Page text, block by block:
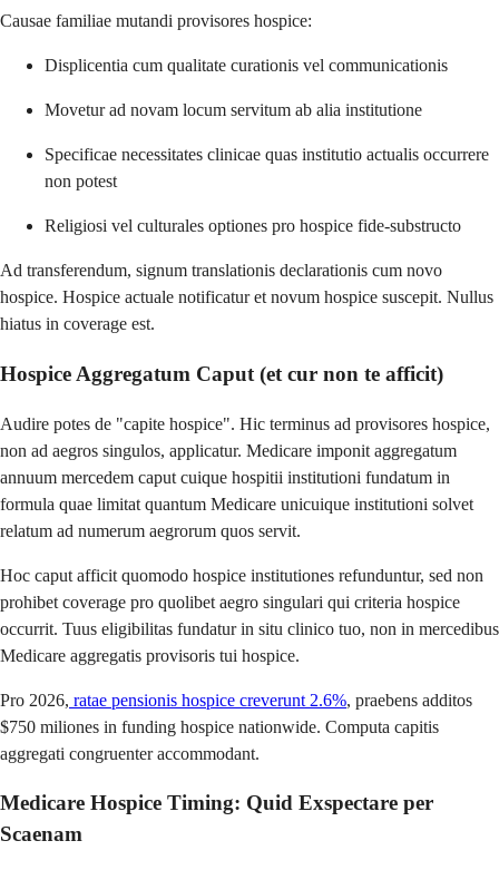
Causae familiae mutandi provisores hospice:
Displicentia cum qualitate curationis vel communicationis
Movetur ad novam locum servitum ab alia institutione
Specificae necessitates clinicae quas institutio actualis occurrere
non potest
Religiosi vel culturales optiones pro hospice fide-substructo
Ad transferendum, signum translationis declarationis cum novo
hospice. Hospice actuale notificatur et novum hospice suscepit. Nullus
hiatus in coverage est.
Hospice Aggregatum Caput (et cur non te afficit)
Audire potes de "capite hospice". Hic terminus ad provisores hospice,
non ad aegros singulos, applicatur. Medicare imponit aggregatum
annuum mercedem caput cuique hospitii institutioni fundatum in
formula quae limitat quantum Medicare unicuique institutioni solvet
relatum ad numerum aegrorum quos servit.
Hoc caput afficit quomodo hospice institutiones refunduntur, sed non
prohibet coverage pro quolibet aegro singulari qui criteria hospice
occurrit. Tuus eligibilitas fundatur in situ clinico tuo, non in mercedibus
Medicare aggregatis provisoris tui hospice.
Pro 2026, ratae pensionis hospice creverunt 2.6%, praebens additos
$750 miliones in funding hospice nationwide. Computa capitis
aggregati congruenter accommodant.
Medicare Hospice Timing: Quid Exspectare per
Scaenam